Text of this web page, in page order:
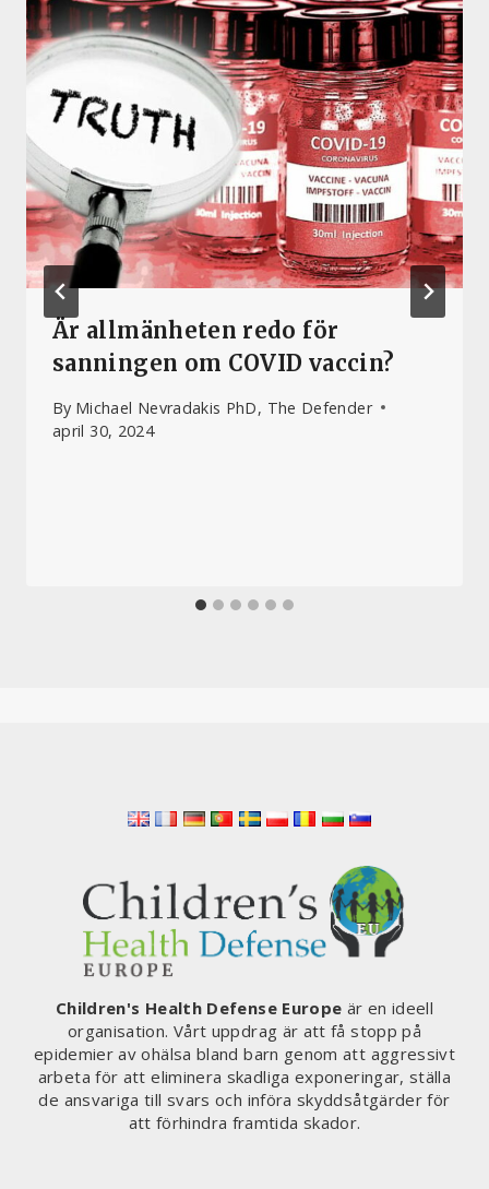
Är allmänheten redo för
sanningen om COVID vaccin?
By Michael Nevradakis PhD, The Defender
april 30, 2024
Children's Health Defense Europe är en ideell
organisation. Vårt uppdrag är att få stopp på
epidemier av ohälsa bland barn genom att aggressivt
arbeta för att eliminera skadliga exponeringar, ställa
de ansvariga till svars och införa skyddsåtgärder för
att förhindra framtida skador.